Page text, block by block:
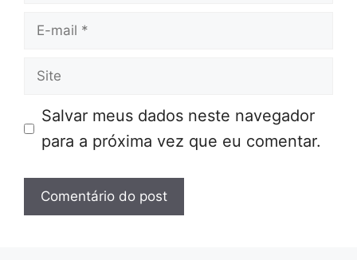
E-
Site
Salvar meus dados neste navegador
para a próxima vez que eu comentar.